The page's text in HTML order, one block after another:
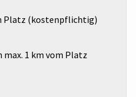
Platz (kostenpflichtig)
max. 1 km vom Platz